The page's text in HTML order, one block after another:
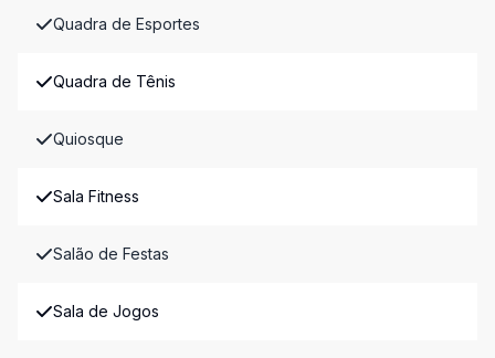
Quadra de Esportes
Quadra de Tênis
Quiosque
Sala Fitness
Salão de Festas
Sala de Jogos